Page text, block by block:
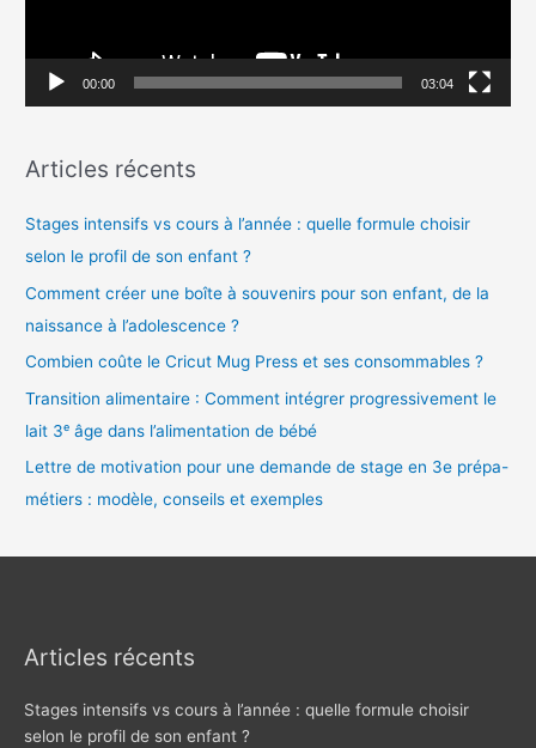
i
é
00:00 03:04
Articles récents
Stages intensifs vs cours à l’année : quelle formule choisir
selon le profil de son enfant ?
Comment créer une boîte à souvenirs pour son enfant, de la
naissance à l’adolescence ?
Combien coûte le Cricut Mug Press et ses consommables ?
Transition alimentaire : Comment intégrer progressivement le
lait 3ᵉ âge dans l’alimentation de bébé
Lettre de motivation pour une demande de stage en 3e prépa-
métiers : modèle, conseils et exemples
Articles récents
Stages intensifs vs cours à l’année : quelle formule choisir
selon le profil de son enfant ?